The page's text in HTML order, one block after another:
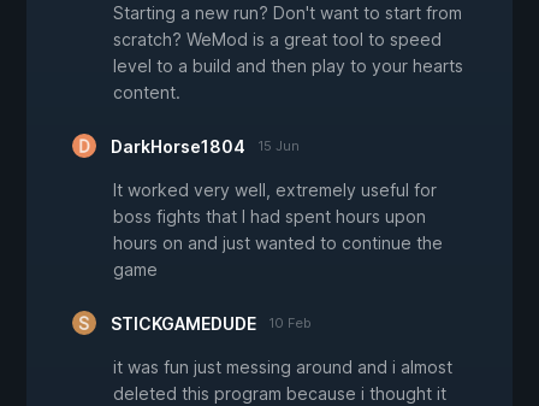
Starting a new run? Don't want to start from
scratch? WeMod is a great tool to speed
level to a build and then play to your hearts
content.
DarkHorse1804 15 Jun
It worked very well, extremely useful for
boss fights that I had spent hours upon
hours on and just wanted to continue the
game
STICKGAMEDUDE 10 Feb
it was fun just messing around and i almost
deleted this program because i thought it